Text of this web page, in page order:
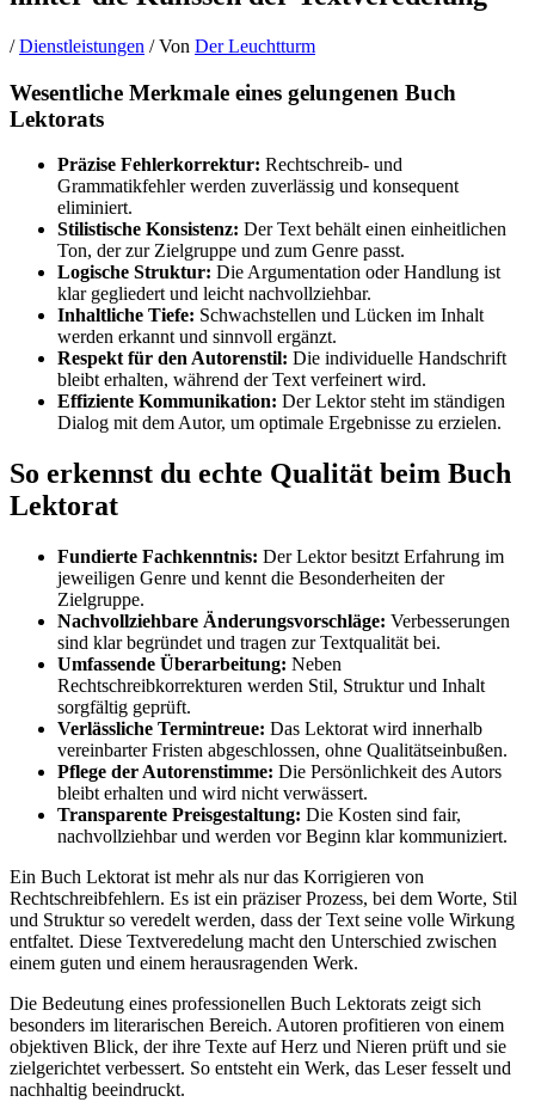
/Dienstleistungen / Von Der Leuchtturm
Wesentliche Merkmale eines gelungenen Buch
Lektorats
Präzise Fehlerkorrektur: Rechtschreib- und
Grammatikfehler werden zuverlässig und konsequent
eliminiert.
Stilistische Konsistenz: Der Text behält einen einheitlichen
Ton, der zur Zielgruppe und zum Genre passt.
Logische Struktur: Die Argumentation oder Handlung ist
klar gegliedert und leicht nachvollziehbar.
Inhaltliche Tiefe: Schwachstellen und Lücken im Inhalt
werden erkannt und sinnvoll ergänzt.
Respekt für den Autorenstil: Die individuelle Handschrift
bleibt erhalten, während der Text verfeinert wird.
Effiziente Kommunikation: Der Lektor steht im ständigen
Dialog mit dem Autor, um optimale Ergebnisse zu erzielen.
So erkennst du echte Qualität beim Buch
Lektorat
Fundierte Fachkenntnis: Der Lektor besitzt Erfahrung im
jeweiligen Genre und kennt die Besonderheiten der
Zielgruppe.
Nachvollziehbare Änderungsvorschläge: Verbesserungen
sind klar begründet und tragen zur Textqualität bei.
Umfassende Überarbeitung: Neben
Rechtschreibkorrekturen werden Stil, Struktur und Inhalt
sorgfältig geprüft.
Verlässliche Termintreue: Das Lektorat wird innerhalb
vereinbarter Fristen abgeschlossen, ohne Qualitätseinbußen.
Pflege der Autorenstimme: Die Persönlichkeit des Autors
bleibt erhalten und wird nicht verwässert.
Transparente Preisgestaltung: Die Kosten sind fair,
nachvollziehbar und werden vor Beginn klar kommuniziert.
Ein Buch Lektorat ist mehr als nur das Korrigieren von
Rechtschreibfehlern. Es ist ein präziser Prozess, bei dem Worte, Stil
und Struktur so veredelt werden, dass der Text seine volle Wirkung
entfaltet. Diese Textveredelung macht den Unterschied zwischen
einem guten und einem herausragenden Werk.
Die Bedeutung eines professionellen Buch Lektorats zeigt sich
besonders im literarischen Bereich. Autoren profitieren von einem
objektiven Blick, der ihre Texte auf Herz und Nieren prüft und sie
zielgerichtet verbessert. So entsteht ein Werk, das Leser fesselt und
nachhaltig beeindruckt.